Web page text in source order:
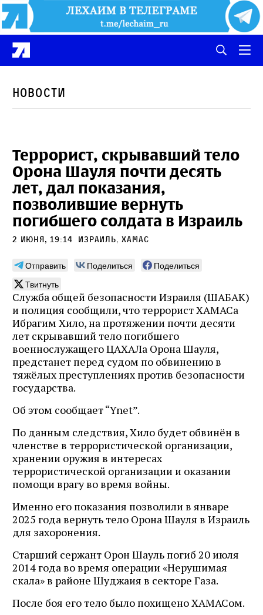
Новости
Террорист, скрывавший тело
Орона Шауля почти десять
лет, дал показания,
позволившие вернуть
погибшего солдата в Израиль
2 июня, 19:14 Израиль,ХАМАС
Отправить Поделиться
Поделиться
Твитнуть
Служба общей безопасности Израиля (ШАБАК)
и полиция сообщили, что террорист ХАМАСа
Ибрагим Хило, на протяжении почти десяти
лет скрывавший тело погибшего
военнослужащего ЦАХАЛа Орона Шауля,
предстанет перед судом по обвинению в
тяжёлых преступлениях против безопасности
государства.
Об этом сообщает “Ynet”.
По данным следствия, Хило будет обвинён в
членстве в террористической организации,
хранении оружия в интересах
террористической организации и оказании
помощи врагу во время войны.
Именно его показания позволили в январе
2025 года вернуть тело Орона Шауля в Израиль
для захоронения.
Старший сержант Орон Шауль погиб 20 июля
2014 года во время операции «Нерушимая
скала» в районе Шуджаия в секторе Газа.
После боя его тело было похищено ХАМАСом.